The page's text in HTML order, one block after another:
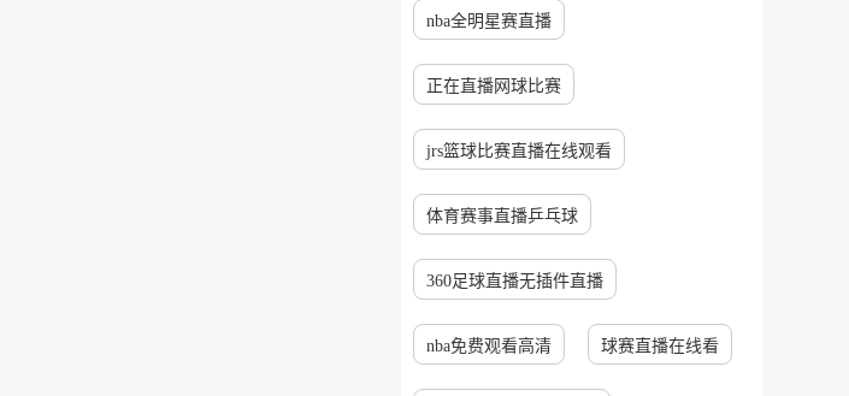
nba全明星赛直播
正在直播网球比赛
jrs篮球比赛直播在线观看
体育赛事直播乒乓球
360足球直播无插件直播
nba免费观看高清 球赛直播在线看